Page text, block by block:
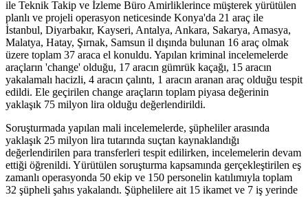
ile Teknik Takip ve İzleme Büro Amirliklerince müşterek yürütülen
planlı ve projeli operasyon neticesinde Konya'da 21 araç ile
İstanbul, Diyarbakır, Kayseri, Antalya, Ankara, Sakarya, Amasya,
Malatya, Hatay, Şırnak, Samsun il dışında bulunan 16 araç olmak
üzere toplam 37 araca el konuldu. Yapılan kriminal incelemelerde
araçların 'change' olduğu, 17 aracın gümrük kaçağı, 15 aracın
yakalamalı hacizli, 4 aracın çalıntı, 1 aracın aranan araç olduğu tespit
edildi. Ele geçirilen change araçların toplam piyasa değerinin
yaklaşık 75 milyon lira olduğu değerlendirildi.
Soruşturmada yapılan mali incelemelerde, şüpheliler arasında
yaklaşık 25 milyon lira tutarında suçtan kaynaklandığı
değerlendirilen para transferleri tespit edilirken, incelemelerin devam
ettiği öğrenildi. Yürütülen soruşturma kapsamında gerçekleştirilen eş
zamanlı operasyonda 50 ekip ve 150 personelin katılımıyla toplam
32 şüpheli şahıs yakalandı. Şüphelilere ait 15 ikamet ve 7 iş yerinde